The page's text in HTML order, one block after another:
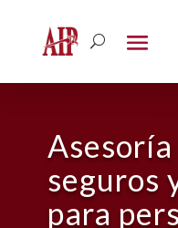
seguros
para